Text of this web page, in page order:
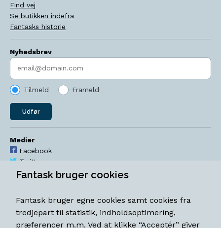
Find vej
Se butikken indefra
Fantasks historie
Nyhedsbrev
Indtast søgeord
Tilmeld Frameld
Udfør
Medier
Facebook
Twitter
YouTube
Åbningstider
Mandag-torsdag 11-18
Fantask bruger cookies
Fantask bruger egne cookies samt cookies fra
tredjepart til statistik, indholdsoptimering,
præferencer m.m. Ved at klikke “Acceptér” giver